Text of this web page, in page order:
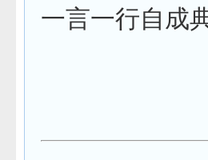
一言一行自成